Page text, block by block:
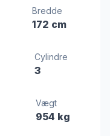
Bredde
172 cm
Cylindre
3
Vægt
954 kg